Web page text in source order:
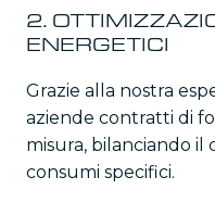
2.
ENERGETICI
Grazie alla nostra
aziende contratti di
misura, bilanciando il
consumi specifici.